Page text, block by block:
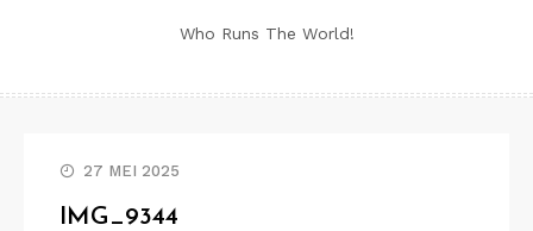
Who Runs The World!
27 MEI 2025
IMG_9344